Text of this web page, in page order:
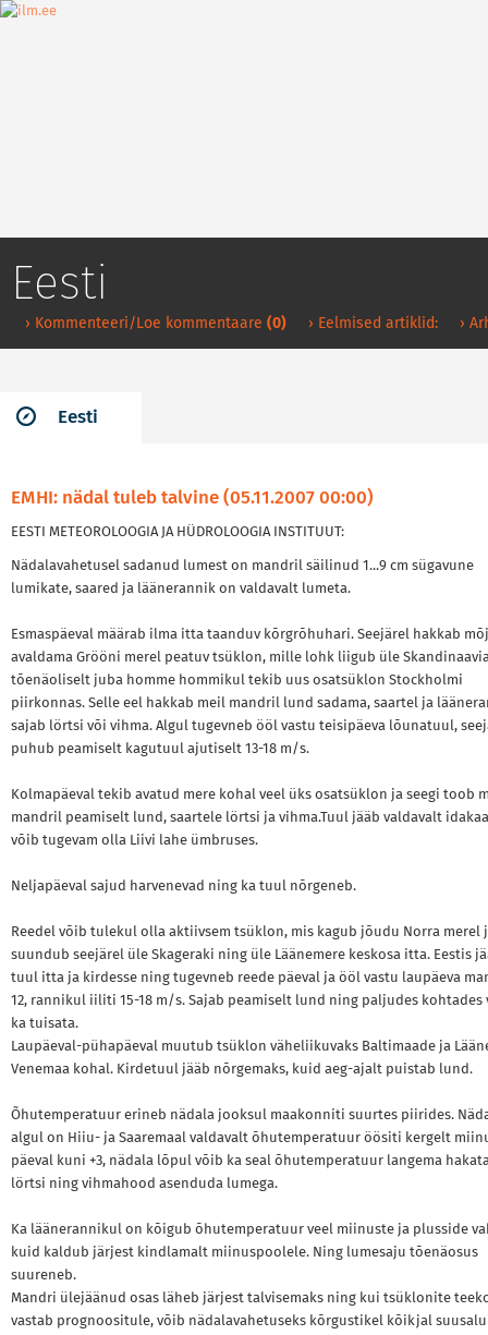
Eesti
› Kommenteeri/Loe kommentaare (0) › Eelmised artiklid: ›
Eesti
EMHI: nädal tuleb talvine (05.11.2007 00:00)
EESTI METEOROLOOGIA JA HÜDROLOOGIA INSTITUUT:
Nädalavahetusel sadanud lumest on mandril säilinud 1...9 cm sügavune
lumikate, saared ja läänerannik on valdavalt lumeta.
Esmaspäeval määrab ilma itta taanduv kõrgrõhuhari. Seejärel hakkab
avaldama Grööni merel peatuv tsüklon, mille lohk liigub üle
tõenäoliselt juba homme hommikul tekib uus osatsüklon Stockholmi
piirkonnas. Selle eel hakkab meil mandril lund sadama, saartel ja
sajab lörtsi või vihma. Algul tugevneb ööl vastu teisipäeva lõunatuul,
puhub peamiselt kagutuul ajutiselt 13-18 m/s.
Kolmapäeval tekib avatud mere kohal veel üks osatsüklon ja seegi toob
mandril peamiselt lund, saartele lörtsi ja vihma.Tuul jääb valdavalt
võib tugevam olla Liivi lahe ümbruses.
Neljapäeval sajud harvenevad ning ka tuul nõrgeneb.
Reedel võib tulekul olla aktiivsem tsüklon, mis kagub jõudu Norra merel
suundub seejärel üle Skageraki ning üle Läänemere keskosa itta. Eestis
tuul itta ja kirdesse ning tugevneb reede päeval ja ööl vastu laupäeva
12, rannikul iiliti 15-18 m/s. Sajab peamiselt lund ning paljudes kohtades
ka tuisata.
Laupäeval-pühapäeval muutub tsüklon väheliikuvaks Baltimaade ja
Venemaa kohal. Kirdetuul jääb nõrgemaks, kuid aeg-ajalt puistab lund.
Õhutemperatuur erineb nädala jooksul maakonniti suurtes piirides.
algul on Hiiu- ja Saaremaal valdavalt õhutemperatuur öösiti kergelt
päeval kuni +3, nädala lõpul võib ka seal õhutemperatuur langema
lörtsi ning vihmahood asenduda lumega.
Ka läänerannikul on kõigub õhutemperatuur veel miinuste ja plusside
kuid kaldub järjest kindlamalt miinuspoolele. Ning lumesaju tõenäosus
suureneb.
Mandri ülejäänud osas läheb järjest talvisemaks ning kui tsüklonite
vastab prognoositule, võib nädalavahetuseks kõrgustikel kõikjal